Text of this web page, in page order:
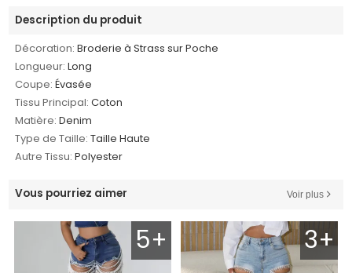
Description du produit
Décoration: Broderie à Strass sur Poche
Longueur: Long
Coupe: Évasée
Tissu Principal: Coton
Matière: Denim
Type de Taille: Taille Haute
Autre Tissu: Polyester
Vous pourriez aimer Voir plus
5+ 3+